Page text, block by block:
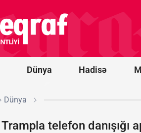
Dünya Hadisə
Dünya
telefon danışığı